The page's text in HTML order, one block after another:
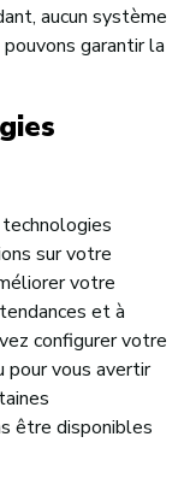
aucun système
garantir la
sur votre
votre
et à
configurer votre
pour vous avertir
être disponibles